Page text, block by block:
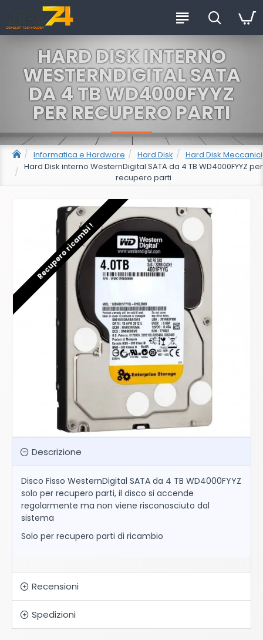
Informatica e Hardware Hard Disk
Hard Disk Meccanici
Hard Disk interno WesternDigital SATA da 4 TB WD4000FYYZ per
recupero parti
HARD DISK INTERNO
WESTERNDIGITAL SATA
DA 4 TB WD4000FYYZ
PER RECUPERO PARTI
Recupero ricambi !
Descrizione
Disco Fisso WesternDigital SATA da 4 TB WD4000FYYZ
solo per recupero parti, il disco si accende
regolarmente ma non viene risconosciuto dal
sistema
Solo per recupero parti di ricambio
Recensioni
Spedizioni